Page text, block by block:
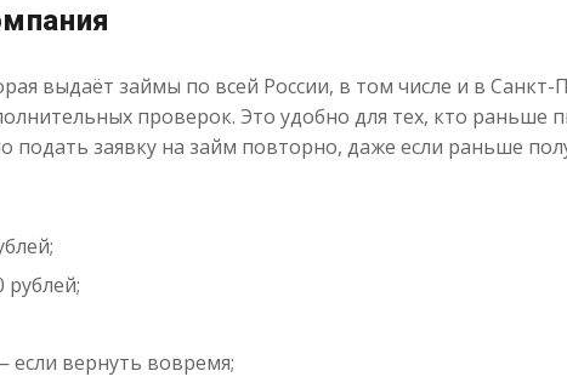
выдаёт займы по всей России, в том числе и в Санкт-
проверок. Это удобно для тех, кто раньше
подать заявку на займ повторно, даже если раньше
вернуть вовремя;